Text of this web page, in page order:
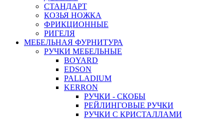
СТАНДАРТ
КОЗЬЯ НОЖКА
ФРИКЦИОННЫЕ
РИГЕЛЯ
МЕБЕЛЬНАЯ ФУРНИТУРА
РУЧКИ МЕБЕЛЬНЫЕ
BOYARD
EDSON
PALLADIUM
KERRON
РУЧКИ - СКОБЫ
РЕЙЛИНГОВЫЕ РУЧКИ
РУЧКИ С КРИСТАЛЛАМИ